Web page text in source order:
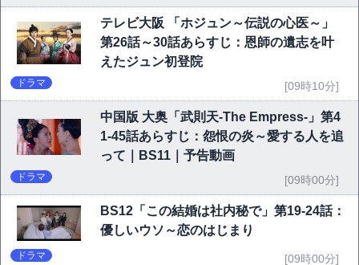
テレビ大阪 「ホジュン～伝説の心医～」
第26話～30話あらすじ：恩師の遺志を叶
えたジュン初登院
ドラマ [09時10分]
中国版 大奥「武則天-The Empress-」第4
1-45話あらすじ：怨恨の炎～愛する人を追
って｜BS11｜予告動画
ドラマ [09時00分]
BS12「この結婚は社内秘で」第19-24話：
優しいウソ～恋のはじまり
ドラマ [09時00分]